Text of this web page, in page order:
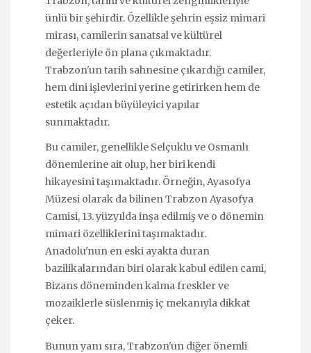
ünlü bir şehirdir. Özellikle şehrin eşsiz mimari
mirası, camilerin sanatsal ve kültürel
değerleriyle ön plana çıkmaktadır.
Trabzon'un tarih sahnesine çıkardığı camiler,
hem dini işlevlerini yerine getirirken hem de
estetik açıdan büyüleyici yapılar
sunmaktadır.
Bu camiler, genellikle Selçuklu ve Osmanlı
dönemlerine ait olup, her biri kendi
hikayesini taşımaktadır. Örneğin, Ayasofya
Müzesi olarak da bilinen Trabzon Ayasofya
Camisi, 13. yüzyılda inşa edilmiş ve o dönemin
mimari özelliklerini taşımaktadır.
Anadolu'nun en eski ayakta duran
bazilikalarından biri olarak kabul edilen cami,
Bizans döneminden kalma freskler ve
mozaiklerle süslenmiş iç mekanıyla dikkat
çeker.
Bunun yanı sıra, Trabzon'un diğer önemli